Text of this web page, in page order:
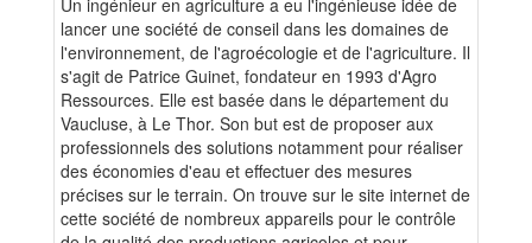
lancer une société de conseil dans les domaines de
l'environnement, de l'agroécologie et de l'agriculture. Il
s'agit de Patrice Guinet, fondateur en 1993 d'Agro
Ressources. Elle est basée dans le département du
Vaucluse, à Le Thor. Son but est de proposer aux
professionnels des solutions notamment pour réaliser
des économies d'eau et effectuer des mesures
précises sur le terrain. On trouve sur le site internet de
cette société de nombreux appareils pour le contrôle